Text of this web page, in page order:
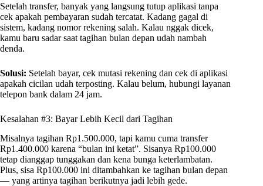
Setelah transfer, banyak yang langsung tutup aplikasi tanpa
cek apakah pembayaran sudah tercatat. Kadang gagal di
sistem, kadang nomor rekening salah. Kalau nggak dicek,
kamu baru sadar saat tagihan bulan depan udah nambah
denda.
Solusi: Setelah bayar, cek mutasi rekening dan cek di aplikasi
apakah cicilan udah terposting. Kalau belum, hubungi layanan
telepon bank dalam 24 jam.
Kesalahan #3: Bayar Lebih Kecil dari Tagihan
Misalnya tagihan Rp1.500.000, tapi kamu cuma transfer
Rp1.400.000 karena “bulan ini ketat”. Sisanya Rp100.000
tetap dianggap tunggakan dan kena bunga keterlambatan.
Plus, sisa Rp100.000 ini ditambahkan ke tagihan bulan depan
— yang artinya tagihan berikutnya jadi lebih gede.